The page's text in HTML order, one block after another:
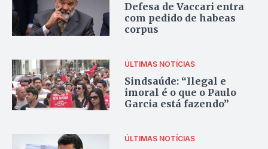
Defesa de Vaccari entra
com pedido de habeas
corpus
ÚLTIMAS NOTÍCIAS
Sindsaúde: “Ilegal e
imoral é o que o Paulo
Garcia está fazendo”
ÚLTIMAS NOTÍCIAS